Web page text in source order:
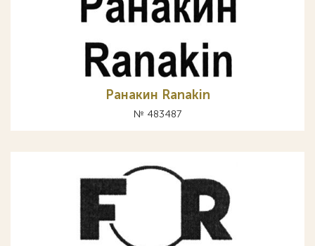
Ранакин Ranakin
№ 483487